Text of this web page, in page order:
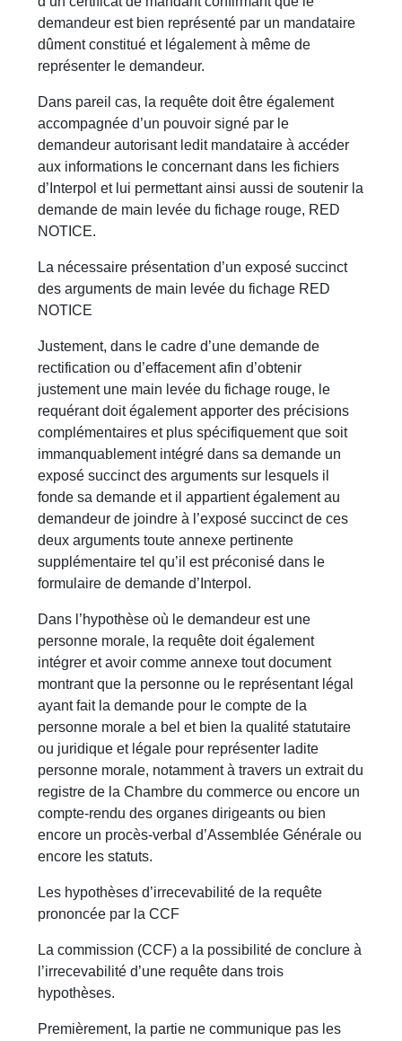
demandeur est bien représenté par un mandataire
dûment constitué et légalement à même de
représenter le demandeur.
Dans pareil cas, la requête doit être également
accompagnée d’un pouvoir signé par le
demandeur autorisant ledit mandataire à accéder
aux informations le concernant dans les fichiers
d’Interpol et lui permettant ainsi aussi de soutenir la
demande de main levée du fichage rouge, RED
NOTICE.
La nécessaire présentation d’un exposé succinct
des arguments de main levée du fichage RED
NOTICE
Justement, dans le cadre d’une demande de
rectification ou d’effacement afin d’obtenir
justement une main levée du fichage rouge, le
requérant doit également apporter des précisions
complémentaires et plus spécifiquement que soit
immanquablement intégré dans sa demande un
exposé succinct des arguments sur lesquels il
fonde sa demande et il appartient également au
demandeur de joindre à l’exposé succinct de ces
deux arguments toute annexe pertinente
supplémentaire tel qu’il est préconisé dans le
formulaire de demande d’Interpol.
Dans l’hypothèse où le demandeur est une
personne morale, la requête doit également
intégrer et avoir comme annexe tout document
montrant que la personne ou le représentant légal
ayant fait la demande pour le compte de la
personne morale a bel et bien la qualité statutaire
ou juridique et légale pour représenter ladite
personne morale, notamment à travers un extrait du
registre de la Chambre du commerce ou encore un
compte-rendu des organes dirigeants ou bien
encore un procès-verbal d’Assemblée Générale ou
encore les statuts.
Les hypothèses d’irrecevabilité de la requête
prononcée par la CCF
La commission (CCF) a la possibilité de conclure à
l’irrecevabilité d’une requête dans trois
hypothèses.
Premièrement, la partie ne communique pas les